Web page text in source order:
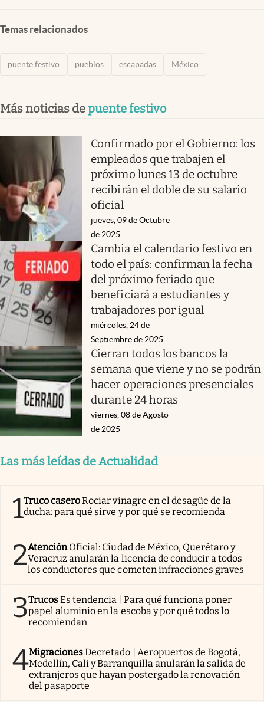
Temas relacionados
puente festivo pueblos escapadas México
Más noticias depuente festivo
Confirmado por el Gobierno: los
empleados que trabajen el
próximo lunes 13 de octubre
recibirán el doble de su salario
oficial
jueves, 09 de Octubre
de 2025
Cambia el calendario festivo en
todo el país: confirman la fecha
del próximo feriado que
beneficiará a estudiantes y
trabajadores por igual
miércoles, 24 de
Septiembre de 2025
Cierran todos los bancos la
semana que viene y no se podrán
hacer operaciones presenciales
durante 24 horas
viernes, 08 de Agosto
de 2025
Las más leídas de Actualidad
1Truco caseroRociar vinagre en el desagüe de la
ducha: para qué sirve y por qué se recomienda
2AtenciónOficial: Ciudad de México, Querétaro y
Veracruz anularán la licencia de conducir a todos
los conductores que cometen infracciones graves
3TrucosEs tendencia | Para qué funciona poner
papel aluminio en la escoba y por qué todos lo
recomiendan
4MigracionesDecretado | Aeropuertos de Bogotá,
Medellín, Cali y Barranquilla anularán la salida de
extranjeros que hayan postergado la renovación
del pasaporte